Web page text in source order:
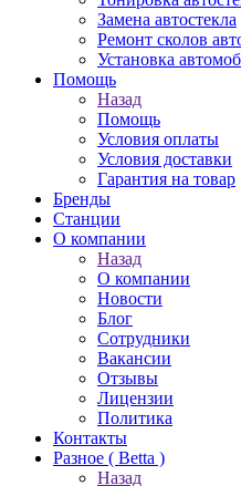
Замена автостекла
Ремонт сколов
Установка
Помощь
Назад
Помощь
Условия оплаты
Условия доставки
Гарантия на товар
Бренды
Станции
О компании
Назад
О компании
Новости
Блог
Сотрудники
Вакансии
Отзывы
Лицензии
Политика
Контакты
Разное ( Betta )
Назад